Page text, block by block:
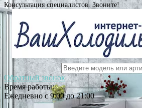
Консультация специалистов. Звоните!
Обратный звонок
Время работы:
Ежедневно с 9:00 до 21:00